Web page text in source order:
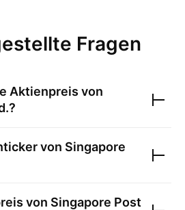
Fragen
Aktienpreis von
?
von Singapore
von Singapore Post